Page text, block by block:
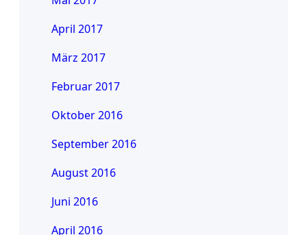
April 2017
März 2017
Februar 2017
Oktober 2016
September 2016
August 2016
Juni 2016
April 2016